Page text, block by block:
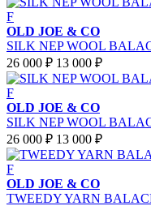
F
OLD JOE & CO
SILK NEP WOOL
26 000 ₽ 13 000 ₽
F
OLD JOE & CO
SILK NEP WOOL
26 000 ₽ 13 000 ₽
F
OLD JOE & CO
TWEEDY YARN